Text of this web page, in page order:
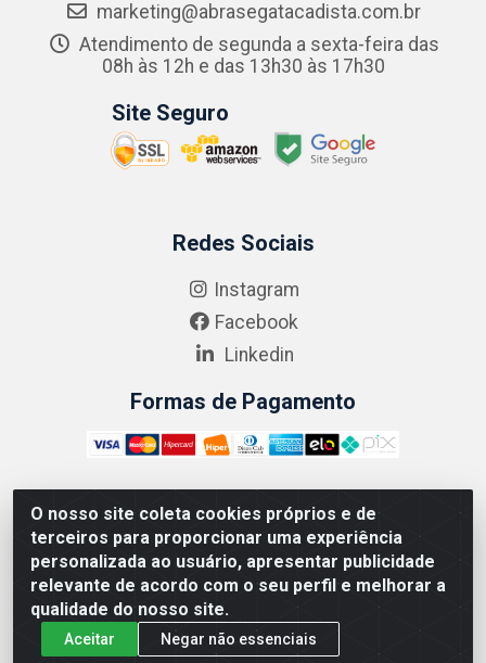
O nosso site coleta cookies próprios e de
terceiros para proporcionar uma experiência
personalizada ao usuário, apresentar publicidade
relevante de acordo com o seu perfil e melhorar a
qualidade do nosso site.
Aceitar Negar não essenciais
marketing@abrasegatacadista.com.br
Atendimento de segunda a sexta-feira das
08h às 12h e das 13h30 às 17h30
Site Seguro
Redes Sociais
Instagram
Facebook
Linkedin
Formas de Pagamento
ABRASEG COMÉRCIO ATACADISTA LTDA - CNPJ:
10.894.768/0001-00 - Avenida Lobo Júnior, 1045 -
Penha Circular - Rio de Janeiro - RJ - CEP 21020-124